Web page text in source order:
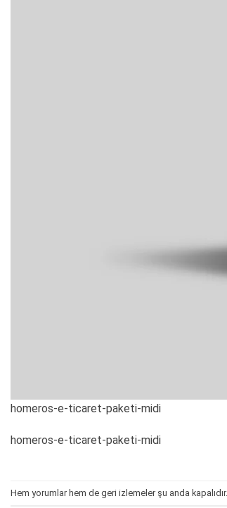
homeros-e-ticaret-paketi-midi
homeros-e-ticaret-paketi-midi
Hem yorumlar hem de geri izlemeler şu anda kapalıdır.